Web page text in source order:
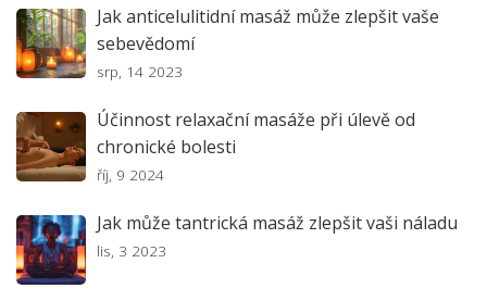
Jak anticelulitidní masáž může zlepšit vaše
sebevědomí
srp, 14 2023
Účinnost relaxační masáže při úlevě od
chronické bolesti
říj, 9 2024
Jak může tantrická masáž zlepšit vaši náladu
lis, 3 2023